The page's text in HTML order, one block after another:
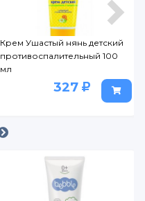
Крем Ушастый нянь детский
противоспалительный 100
мл
327